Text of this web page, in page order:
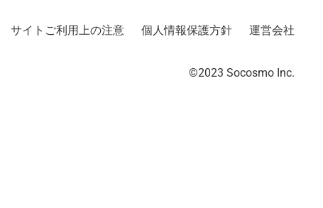
サイトご利用上の注意 個人情報保護方針 運営会社
©2023︎ Socosmo Inc.